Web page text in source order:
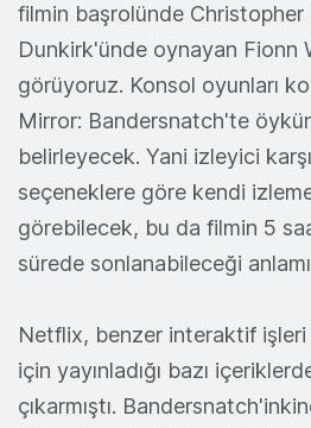
filmin başrolünde Christopher
Dunkirk'ünde oynayan Fionn
görüyoruz. Konsol oyunları
Mirror: Bandersnatch'te
belirleyecek. Yani izleyici
seçeneklere göre kendi
görebilecek, bu da filmin 5
sürede sonlanabileceği
Netflix, benzer interaktif
için yayınladığı bazı
çıkarmıştı.